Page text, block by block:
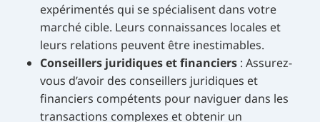
expérimentés qui se spécialisent dans votre
marché cible. Leurs connaissances locales et
leurs relations peuvent être inestimables.
Conseillers juridiques et financiers : Assurez-
vous d’avoir des conseillers juridiques et
financiers compétents pour naviguer dans les
transactions complexes et obtenir un